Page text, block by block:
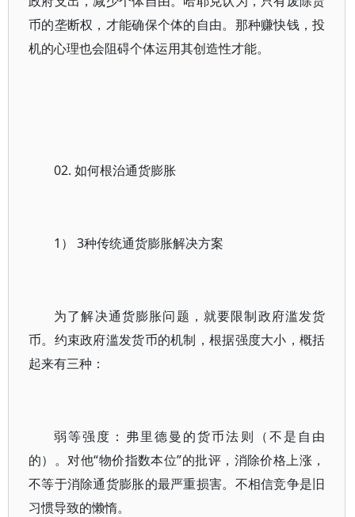
币的垄断权，才能确保个体的自由。那种赚快钱，投
机的心理也会阻碍个体运用其创造性才能。
02. 如何根治通货膨胀
1） 3种传统通货膨胀解决方案
为了解决通货膨胀问题，就要限制政府滥发货
币。约束政府滥发货币的机制，根据强度大小，概括
起来有三种：
弱等强度：弗里德曼的货币法则（不是自由
的）。对他“物价指数本位”的批评，消除价格上涨，
不等于消除通货膨胀的最严重损害。不相信竞争是旧
习惯导致的懒惰。